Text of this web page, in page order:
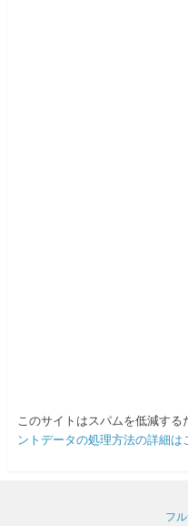
このサイトはスパムを低減する
ントデータの処理方法の詳細
フ